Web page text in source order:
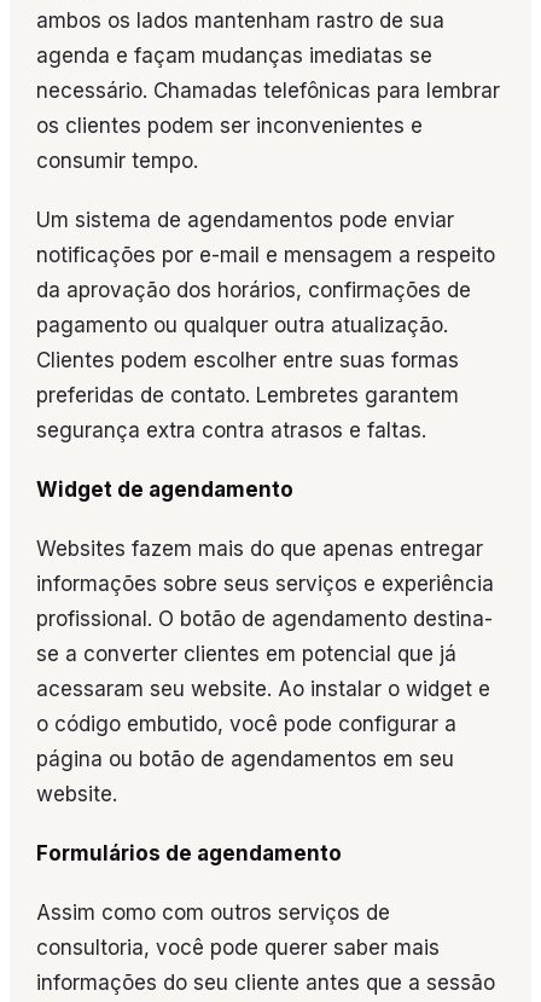
ambos os lados mantenham rastro de sua
agenda e façam mudanças imediatas se
necessário. Chamadas telefônicas para lembrar
os clientes podem ser inconvenientes e
consumir tempo.
Um sistema de agendamentos pode enviar
notificações por e-mail e mensagem a respeito
da aprovação dos horários, confirmações de
pagamento ou qualquer outra atualização.
Clientes podem escolher entre suas formas
preferidas de contato. Lembretes garantem
segurança extra contra atrasos e faltas.
Widget de agendamento
Websites fazem mais do que apenas entregar
informações sobre seus serviços e experiência
profissional. O botão de agendamento destina-
se a converter clientes em potencial que já
acessaram seu website. Ao instalar o widget e
o código embutido, você pode configurar a
página ou botão de agendamentos em seu
website.
Formulários de agendamento
Assim como com outros serviços de
consultoria, você pode querer saber mais
informações do seu cliente antes que a sessão